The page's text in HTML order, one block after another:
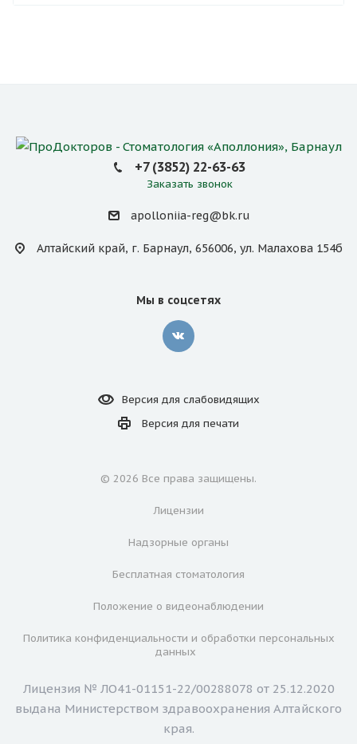
+7 (3852) 22-63-63
Заказать звонок
apolloniia-reg@bk.ru
Алтайский край, г. Барнаул, 656006, ул. Малахова 154б
Мы в соцсетях
Версия для слабовидящих
Версия для печати
© 2026 Все права защищены.
Лицензии
Надзорные органы
Бесплатная стоматология
Положение о видеонаблюдении
Политика конфиденциальности и обработки персональных
данных
Лицензия № ЛО41-01151-22/00288078 от 25.12.2020
выдана Министерством здравоохранения Алтайского
края.